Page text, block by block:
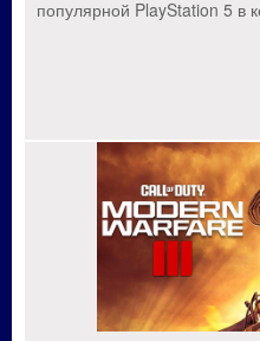
популярной PlayStation 5 в